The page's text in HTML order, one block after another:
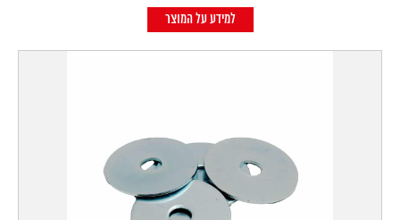
למידע על המוצר